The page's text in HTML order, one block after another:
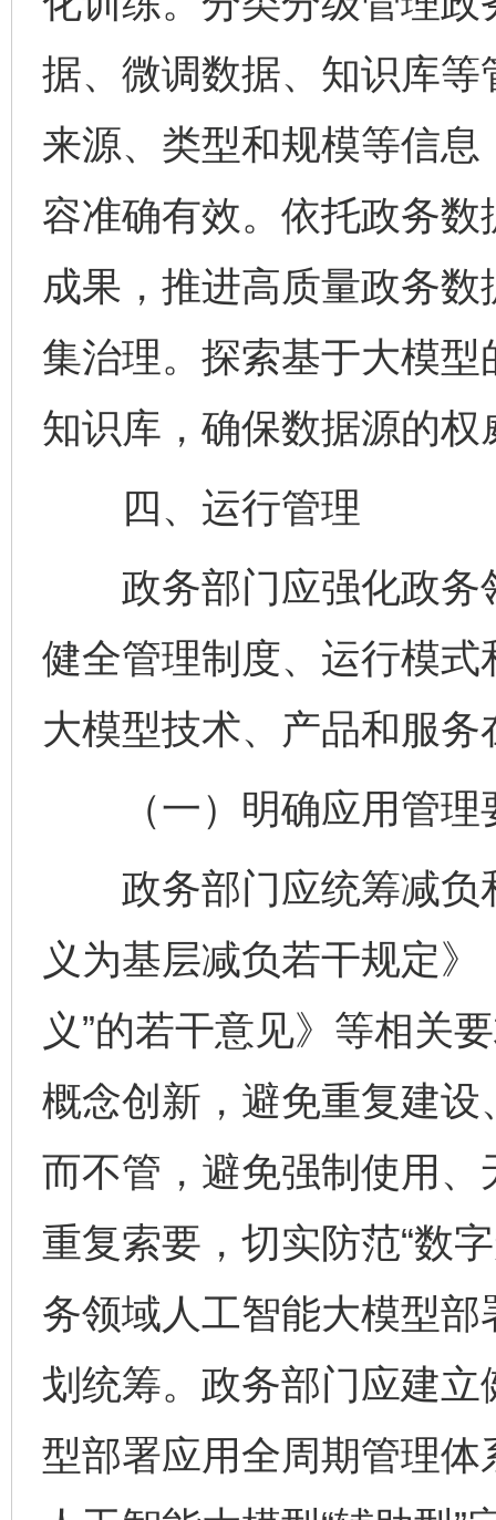
据、微调数据、知识库
来源、类型和规模等信
容准确有效。依托政务
成果，推进高质量政务
集治理。探索基于大模
知识库，确保数据源的
四、运行管理
政务部门应强化政务
健全管理制度、运行模
大模型技术、产品和服
（一）明确应用管理
政务部门应统筹减负
义为基层减负若干规定
义”的若干意见》等相关
概念创新，避免重复建
而不管，避免强制使用
重复索要，切实防范“数
务领域人工智能大模型
划统筹。政务部门应建
型部署应用全周期管理